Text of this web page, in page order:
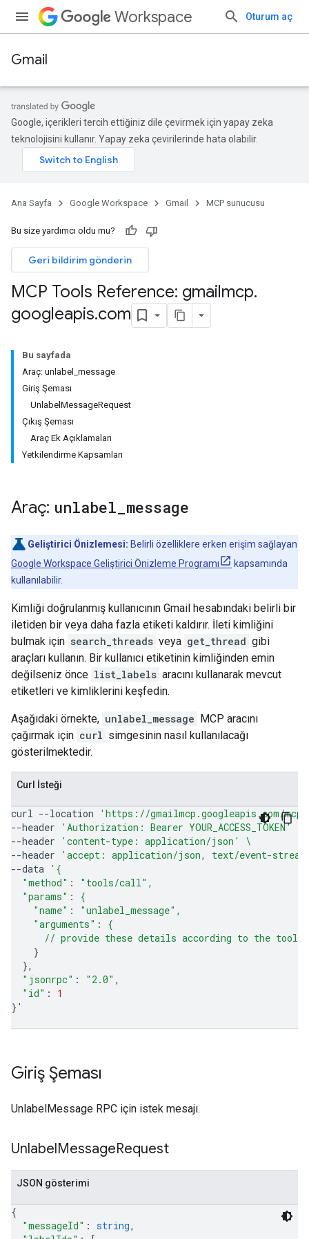
Workspace Oturum aç
Gmail
Google, içerikleri tercih ettiğiniz dile çevirmek için yapay zeka
teknolojisini kullanır. Yapay zeka çevirilerinde hata olabilir.
Ana Sayfa Google Workspace Gmail MCP sunucusu
Bu size yardımcı oldu mu?
Geri bildirim gönderin
MCP Tools Reference: gmailmcp.
googleapis.com
Bu sayfada
Araç: unlabel_message
Giriş Şeması
UnlabelMessageRequest
Çıkış Şeması
Araç Ek Açıklamaları
Yetkilendirme Kapsamları
Araç: unlabel message
Geliştirici Önizlemesi: Belirli özelliklere erken erişim sağlayan
Google Workspace Geliştirici Önizleme Programı
kapsamında
kullanılabilir.
Kimliği doğrulanmış kullanıcının Gmail hesabındaki belirli bir
iletiden bir veya daha fazla etiketi kaldırır. İleti kimliğini
bulmak için search_threads veya get_thread gibi
araçları kullanın. Bir kullanıcı etiketinin kimliğinden emin
değilseniz önce list_labels aracını kullanarak mevcut
etiketleri ve kimliklerini keşfedin.
Aşağıdaki örnekte, unlabel_message MCP aracını
çağırmak için curl simgesinin nasıl kullanılacağı
gösterilmektedir.
Curl İsteği
curl --location
'https://gmailmcp.googleapis.com/
--header
'Authorization: Bearer YOUR_ACCESS_TOKEN'
--header
'content-type: application/json'
\
--header
'accept: application/json, text/event-
--data '{
  "method": "tools/call",
  "params": {
    "name": "unlabel_message",
    "arguments": {
      // provide these details according to the tool'
}
}
"jsonrpc" : "2.0"
"id" :
1
} '
Giriş Şeması
UnlabelMessage RPC için istek mesajı.
UnlabelMessageRequest
JSON gösterimi
{
"messageId" : string,